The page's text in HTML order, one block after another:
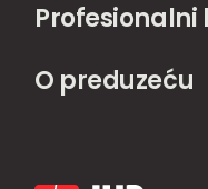
Profesionalni
O preduzeću